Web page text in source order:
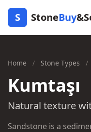
S StoneBuy
Home / Stone Types /
Kumtaşı
Natural texture
Sandstone is a